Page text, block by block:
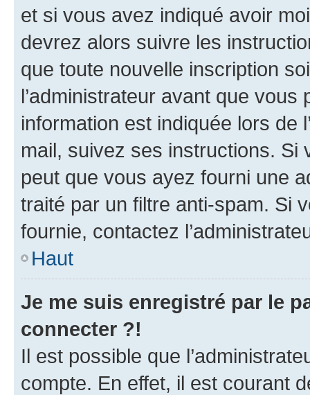
et si vous avez indiqué avoir
devrez alors suivre les
que toute nouvelle inscription
l’administrateur avant que
information est indiquée lors de
mail, suivez ses instructions. Si
peut que vous ayez fourni une
traité par un filtre anti-spam. Si
fournie, contactez
Haut
Je me suis enregistré par le
connecter ?!
Il est possible que
compte. En effet, il est courant